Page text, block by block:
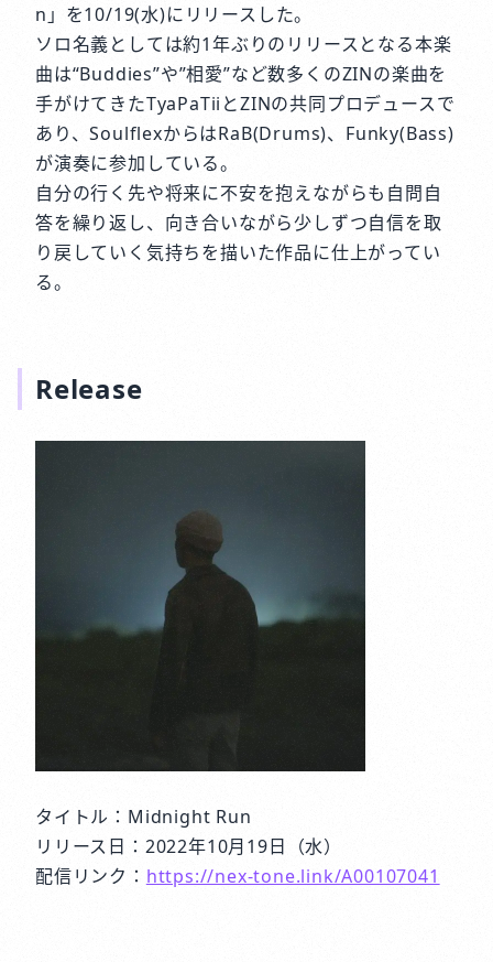
n」を10/19(水)にリリースした。
ソロ名義としては約1年ぶりのリリースとなる本楽
曲は“Buddies”や”相愛”など数多くのZINの楽曲を
手がけてきたTyaPaTiiとZINの共同プロデュースで
あり、SoulflexからはRaB(Drums)、Funky(Bass)
が演奏に参加している。
自分の行く先や将来に不安を抱えながらも自問自
答を繰り返し、向き合いながら少しずつ自信を取
り戻していく気持ちを描いた作品に仕上がってい
る。
Release
タイトル：Midnight Run
リリース日：2022年10月19日（水）
配信リンク： https://nex-tone.link/A00107041